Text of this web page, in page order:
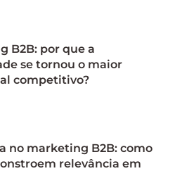
B2B: por que a
se tornou o maior
competitivo?
no marketing B2B: como
relevância em